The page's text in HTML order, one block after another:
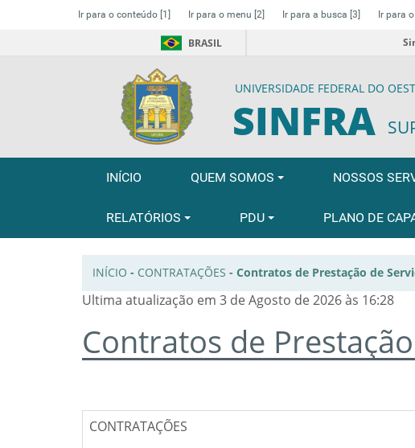
Ir para o conteúdo [1] Ir para o menu [2] Ir para a busca [3] Ir para
BRASIL
UNIVERSIDADE FEDERAL DO
SINFRA
INÍCIO QUEM SOMOS NOSSOS
RELATÓRIOS PDU PLANO DE
INÍCIO - CONTRATAÇÕES - Contratos de Prestação de
Ultima atualização em 3 de Agosto de 2026 às 16:28
Contratos de
CONTRATAÇÕES